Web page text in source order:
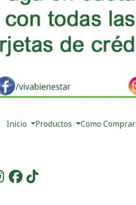
Inicio Productos Como Comprar